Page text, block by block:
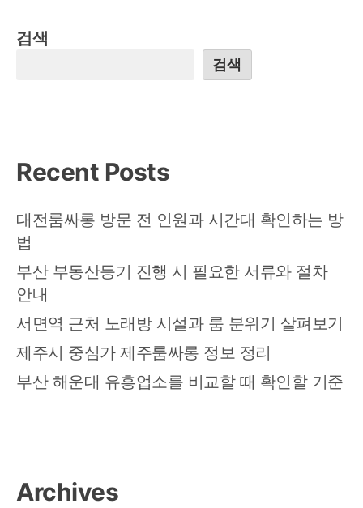
로
계
검색
검색
Recent Posts
대전룸싸롱 방문 전 인원과 시간대 확인하는 방
법
부산 부동산등기 진행 시 필요한 서류와 절차
안내
서면역 근처 노래방 시설과 룸 분위기 살펴보기
제주시 중심가 제주룸싸롱 정보 정리
부산 해운대 유흥업소를 비교할 때 확인할 기준
Archives